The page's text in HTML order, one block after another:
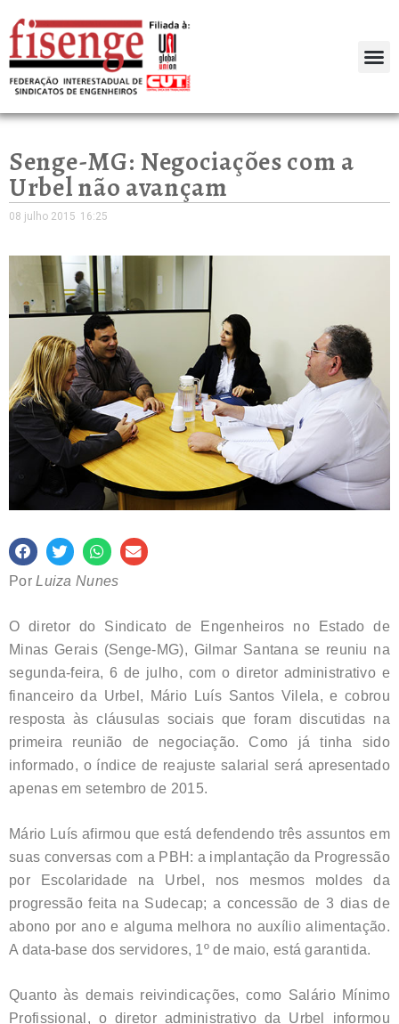
Senge-MG: Negociações com a
Urbel não avançam
08 julho 2015 16:25
PorLuiza Nunes
O diretor do Sindicato de Engenheiros no Estado de
Minas Gerais (Senge-MG), Gilmar Santana se reuniu na
segunda-feira, 6 de julho, com o diretor administrativo e
financeiro da Urbel, Mário Luís Santos Vilela, e cobrou
resposta às cláusulas sociais que foram discutidas na
primeira reunião de negociação. Como já tinha sido
informado, o índice de reajuste salarial será apresentado
apenas em setembro de 2015.
Mário Luís afirmou que está defendendo três assuntos em
suas conversas com a PBH: a implantação da Progressão
por Escolaridade na Urbel, nos mesmos moldes da
progressão feita na Sudecap; a concessão de 3 dias de
abono por ano e alguma melhora no auxílio alimentação.
A data-base dos servidores, 1º de maio, está garantida.
Quanto às demais reivindicações, como Salário Mínimo
Profissional, o diretor administrativo da Urbel informou